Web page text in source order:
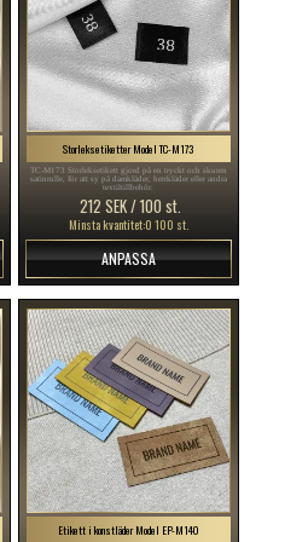
Storleksetiketter Model TC-M173
TC-M173 Storleksetikett gjord på en tryckt och skuren
satinrulle, för att sy på damkläder, herrkläder eller andra
textiltillbehör.
212 SEK / 100 st.
Minsta kvantitet:0 100 st.
ANPASSA
Etikett i konstläder Model EP-M140